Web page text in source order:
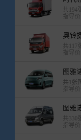
共194
指导
奥铃
共117
指导
图雅
共1张
指导
图雅
共330
指导